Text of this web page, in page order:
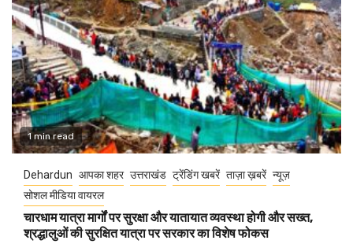
1 min read
Dehardun आपका शहर उत्तराखंड ट्रेंडिंग खबरें ताज़ा ख़बरें न्यूज़
सोशल मीडिया वायरल
चारधाम यात्रा मार्गों पर सुरक्षा और यातायात व्यवस्था होगी और सख्त,
श्रद्धालुओं की सुरक्षित यात्रा पर सरकार का विशेष फोकस